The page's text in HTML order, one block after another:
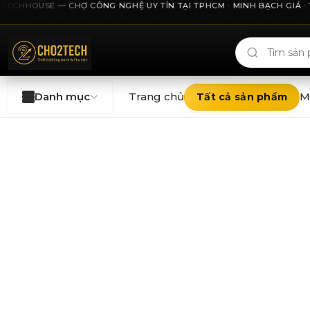
Cho2Tech và 2Techhouse — chợ công nghệ uy tín tại
— CHỢ CÔNG NGHỆ UY TÍN TẠI TPHCM · MINH BẠCH GIÁ ·
Danh mục Trang chủ Tất cả sản phẩm